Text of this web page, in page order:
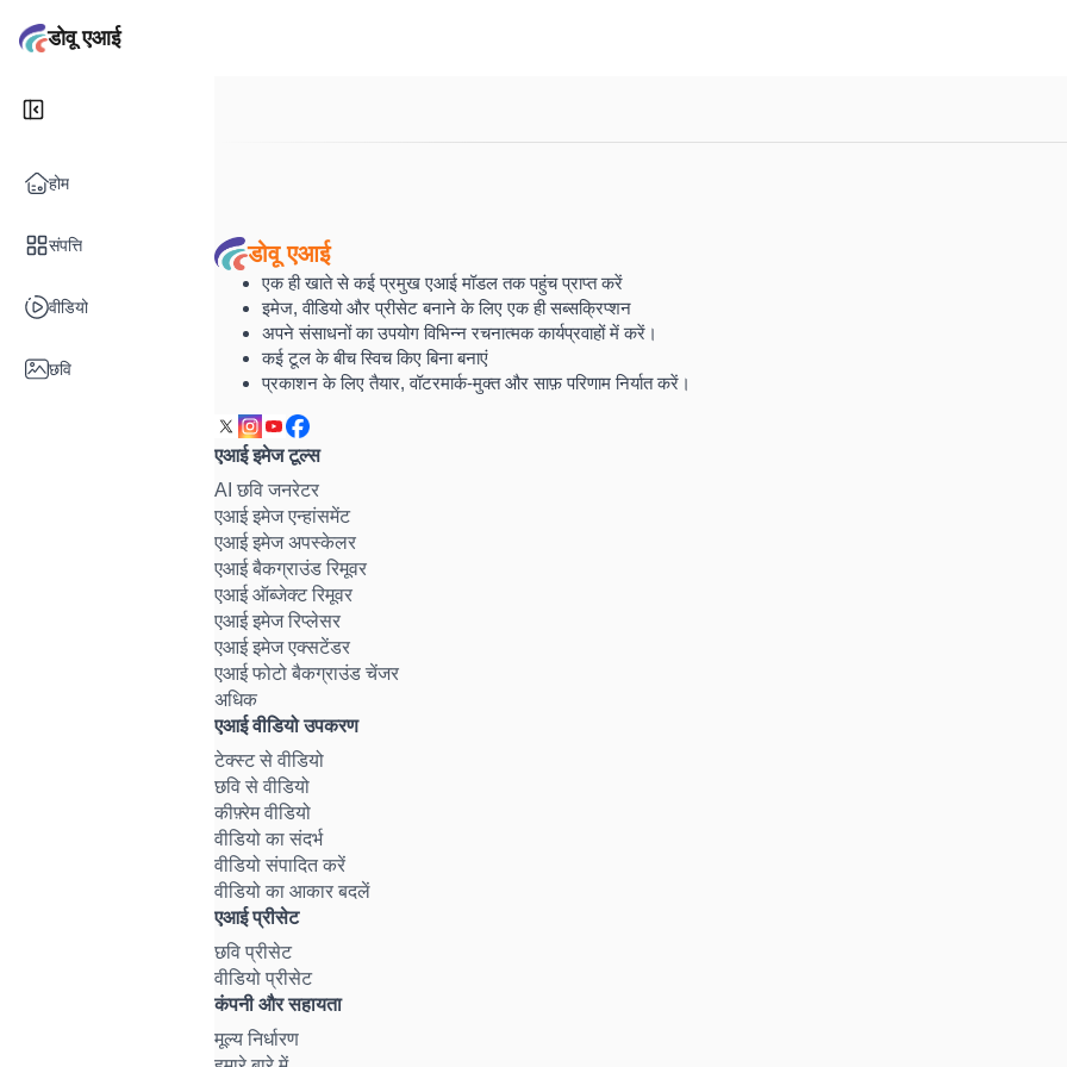
डोवू एआई
होम
संपत्ति
वीडियो
छवि
डोवू एआई
एक ही खाते से कई प्रमुख एआई मॉडल तक पहुंच प्राप्त करें
इमेज, वीडियो और प्रीसेट बनाने के लिए एक ही सब्सक्रिप्शन
अपने संसाधनों का उपयोग विभिन्न रचनात्मक कार्यप्रवाहों में करें।
कई टूल के बीच स्विच किए बिना बनाएं
प्रकाशन के लिए तैयार, वॉटरमार्क-मुक्त और साफ़ परिणाम निर्यात करें।
एआई इमेज टूल्स
AI छवि जनरेटर
एआई इमेज एन्हांसमेंट
एआई इमेज अपस्केलर
एआई बैकग्राउंड रिमूवर
एआई ऑब्जेक्ट रिमूवर
एआई इमेज रिप्लेसर
एआई इमेज एक्सटेंडर
एआई फोटो बैकग्राउंड चेंजर
अधिक
एआई वीडियो उपकरण
टेक्स्ट से वीडियो
छवि से वीडियो
कीफ़्रेम वीडियो
वीडियो का संदर्भ
वीडियो संपादित करें
वीडियो का आकार बदलें
एआई प्रीसेट
छवि प्रीसेट
वीडियो प्रीसेट
कंपनी और सहायता
मूल्य निर्धारण